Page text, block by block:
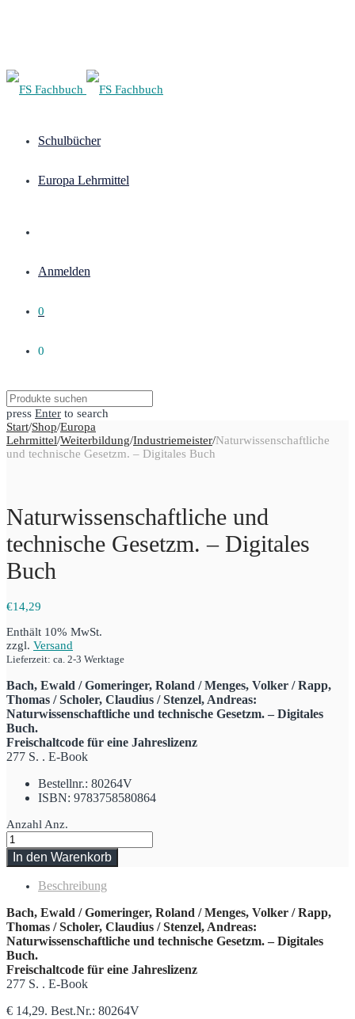
Schulbücher
Europa Lehrmittel
Anmelden
0
0
press Enter to search
Start/Shop/Europa
Lehrmittel/Weiterbildung/Industriemeister/Naturwissenschaftliche
und technische Gesetzm. – Digitales Buch
Naturwissenschaftliche und
technische Gesetzm. – Digitales
Buch
€14,29
Enthält 10% MwSt.
zzgl. Versand
Lieferzeit: ca. 2-3 Werktage
Bach, Ewald / Gomeringer, Roland / Menges, Volker / Rapp,
Thomas / Scholer, Claudius / Stenzel, Andreas:
Naturwissenschaftliche und technische Gesetzm. – Digitales
Buch.
Freischaltcode für eine Jahreslizenz
277 S. . E-Book
Bestellnr.: 80264V
ISBN: 9783758580864
Anzahl Anz.
In den Warenkorb
Beschreibung
Bach, Ewald / Gomeringer, Roland / Menges, Volker / Rapp,
Thomas / Scholer, Claudius / Stenzel, Andreas:
Naturwissenschaftliche und technische Gesetzm. – Digitales
Buch.
Freischaltcode für eine Jahreslizenz
277 S. . E-Book
€ 14,29. Best.Nr.: 80264V